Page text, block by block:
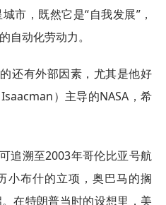
市，既然它是“自我发展”，
自动化劳动力。
还有外部因素，尤其是他好
）主导的NASA，希
追溯至2003年哥伦比亚号航
小布什的立项，奥巴马的搁
在特朗普当时的设想里，美